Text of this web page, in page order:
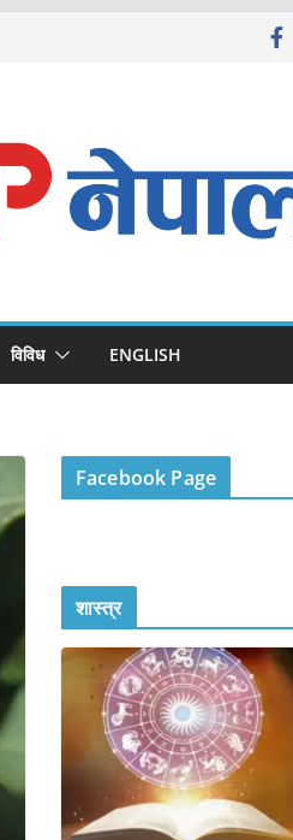
विविध ENGLISH
Facebook Page
शास्त्र